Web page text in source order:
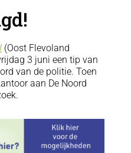
(Oost Flevoland
3 juni een tip van
van de politie. Toen
aan De Noord